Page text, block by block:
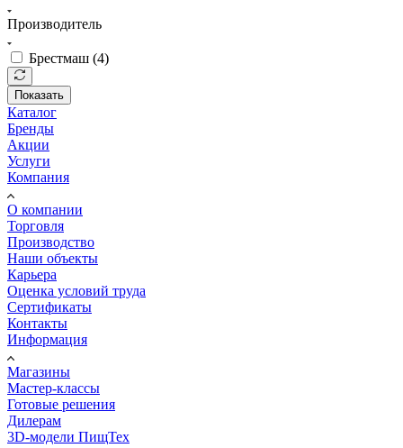
Производитель
Брестмаш (4)
Показать
Каталог
Бренды
Акции
Услуги
Компания
О компании
Торговля
Производство
Наши объекты
Карьера
Оценка условий труда
Сертификаты
Контакты
Информация
Магазины
Мастер-классы
Готовые решения
Дилерам
3D-модели ПищТех